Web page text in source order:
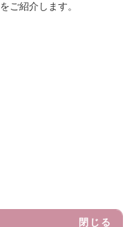
ご紹介します。
閉じる